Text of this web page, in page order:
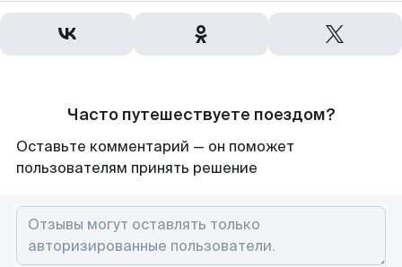
Часто путешествуете поездом?
Оставьте комментарий — он поможет
пользователям принять решение